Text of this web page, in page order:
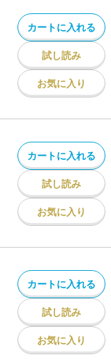
カートに入れる
試し読み
お気に入り
カートに入れる
試し読み
お気に入り
カートに入れる
試し読み
お気に入り